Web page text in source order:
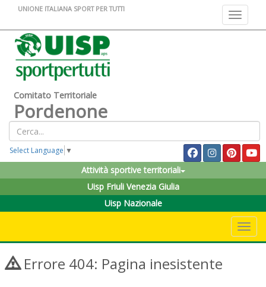
Toggle
UNIONE ITALIANA SPORT PER TUTTI
Comitato Territoriale
Pordenone
Select Language ▼
Attività sportive territoriali
Uisp Friuli Venezia Giulia
Uisp Nazionale
Errore 404: Pagina inesistente